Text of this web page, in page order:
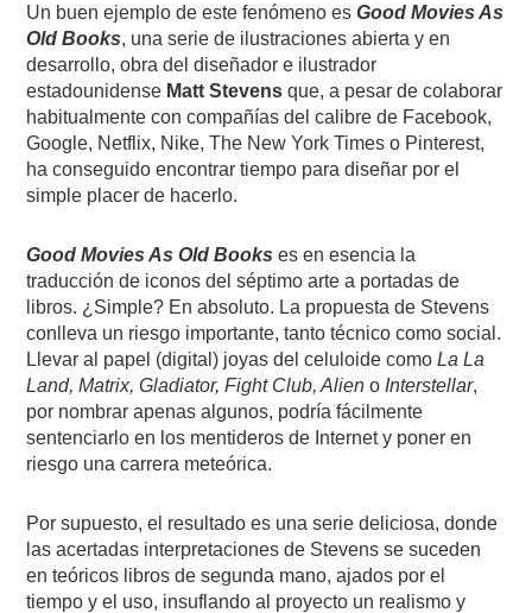
Un buen ejemplo de este fenómeno esGood Movies As
Old Books, una serie de ilustraciones abierta y en
desarrollo, obra del diseñador e ilustrador
estadounidense Matt Stevens que, a pesar de colaborar
habitualmente con compañías del calibre de Facebook,
Google, Netflix, Nike, The New York Times o Pinterest,
ha conseguido encontrar tiempo para diseñar por el
simple placer de hacerlo.
Good Movies As Old Books es en esencia la
traducción de iconos del séptimo arte a portadas de
libros. ¿Simple? En absoluto. La propuesta de Stevens
conlleva un riesgo importante, tanto técnico como social.
Llevar al papel (digital) joyas del celuloide comoLa La
Land, Matrix, Gladiator, Fight Club, Alieno Interstellar,
por nombrar apenas algunos, podría fácilmente
sentenciarlo en los mentideros de Internet y poner en
riesgo una carrera meteórica.
Por supuesto, el resultado es una serie deliciosa, donde
las acertadas interpretaciones de Stevens se suceden
en teóricos libros de segunda mano, ajados por el
tiempo y el uso, insuflando al proyecto un realismo y